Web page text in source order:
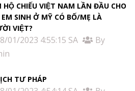
HỘ CHIẾU VIỆT NAM LẦN ĐẦU CHO
EM SINH Ở MỸ CÓ BỐ/MẸ LÀ
VIỆT?
01/2023 4:55:15 SA
By
TƯ PHÁP